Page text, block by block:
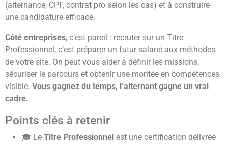
(alternance, CPF, contrat pro selon les cas) et à construire
une candidature efficace.
Côté entreprises, c’est pareil : recruter sur un Titre
Professionnel, c’est préparer un futur salarié aux méthodes
de votre site. On peut vous aider à définir les missions,
sécuriser le parcours et obtenir une montée en compétences
visible. Vous gagnez du temps, l’alternant gagne un vrai
cadre.
Points clés à retenir
🎓 Le Titre Professionnel est une certification délivrée